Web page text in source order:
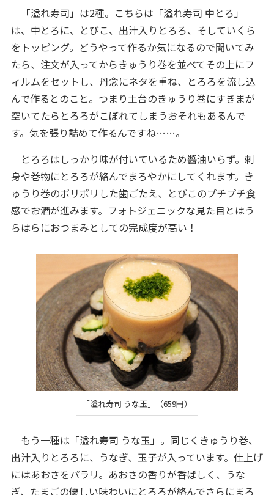
「溢れ寿司」は2種。こちらは「溢れ寿司 中とろ」
は、中とろに、とびこ、出汁入りとろろ、そしていくら
をトッピング。どうやって作るか気になるので聞いてみ
たら、注文が入ってからきゅうり巻を並べてその上にフ
ィルムをセットし、丹念にネタを重ね、とろろを流し込
んで作るとのこと。つまり土台のきゅうり巻にすきまが
空いてたらとろろがこぼれてしまうおそれもあるんで
す。気を張り詰めて作るんですね……。
とろろはしっかり味が付いているため醬油いらず。刺
身や巻物にとろろが絡んでまろやかにしてくれます。き
ゅうり巻のポリポリした歯ごたえ、とびこのプチプチ食
感でお酒が進みます。フォトジェニックな見た目とはう
らはらにおつまみとしての完成度が高い！
「溢れ寿司 うな玉」（659円）
もう一種は「溢れ寿司 うな玉」。同じくきゅうり巻、
出汁入りとろろに、うなぎ、玉子が入っています。仕上げ
にはあおさをパラリ。あおさの香りが香ばしく、うな
ぎ、たまごの優しい味わいにとろろが絡んでさらにまろ